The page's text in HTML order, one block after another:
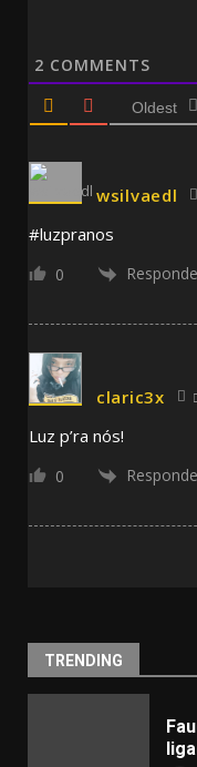
2 COMMENTS
Oldest
wsilvaedl
#luzpranos
0
claric3x
Luz p’ra nós!
0
TRENDING